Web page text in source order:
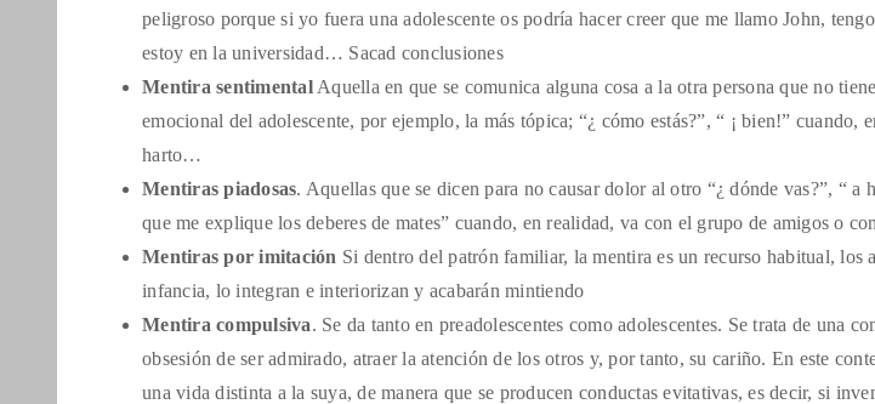
peligroso porque si yo fuera una adolescente os podría hacer creer que me llamo John,
estoy en la universidad… Sacad conclusiones
Mentira sentimentalAquella en que se comunica alguna cosa a la otra persona que no
emocional del adolescente, por ejemplo, la más tópica; “¿ cómo estás?”, “ ¡ bien!” cuando,
harto…
Mentiras piadosas. Aquellas que se dicen para no causar dolor al otro “¿ dónde vas?”, “ a
que me explique los deberes de mates” cuando, en realidad, va con el grupo de amigos o
Mentiras por imitación Si dentro del patrón familiar, la mentira es un recurso habitual, los
infancia, lo integran e interiorizan y acabarán mintiendo
Mentira compulsiva. Se da tanto en preadolescentes como adolescentes. Se trata de una
obsesión de ser admirado, atraer la atención de los otros y, por tanto, su cariño. En este
una vida distinta a la suya, de manera que se producen conductas evitativas, es decir, si